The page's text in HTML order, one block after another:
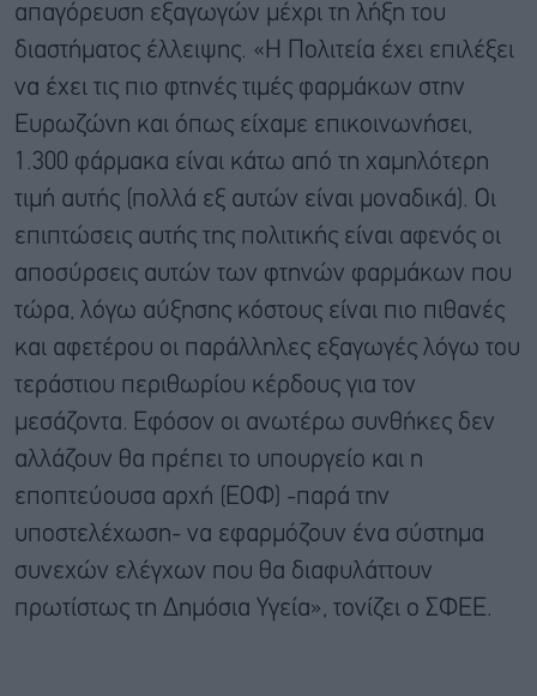
απαγόρευση εξαγωγών μέχρι τη λήξη του
διαστήματος έλλειψης. «Η Πολιτεία έχει επιλέξει
να έχει τις πιο φτηνές τιμές φαρμάκων στην
Ευρωζώνη και όπως είχαμε επικοινωνήσει,
1.300 φάρμακα είναι κάτω από τη χαμηλότερη
τιμή αυτής (πολλά εξ αυτών είναι μοναδικά). Οι
επιπτώσεις αυτής της πολιτικής είναι αφενός οι
αποσύρσεις αυτών των φτηνών φαρμάκων που
τώρα, λόγω αύξησης κόστους είναι πιο πιθανές
και αφετέρου οι παράλληλες εξαγωγές λόγω του
τεράστιου περιθωρίου κέρδους για τον
μεσάζοντα. Εφόσον οι ανωτέρω συνθήκες δεν
αλλάζουν θα πρέπει το υπουργείο και η
εποπτεύουσα αρχή (ΕΟΦ) -παρά την
υποστελέχωση- να εφαρμόζουν ένα σύστημα
συνεχών ελέγχων που θα διαφυλάττουν
πρωτίστως τη Δημόσια Υγεία», τονίζει ο ΣΦΕΕ.